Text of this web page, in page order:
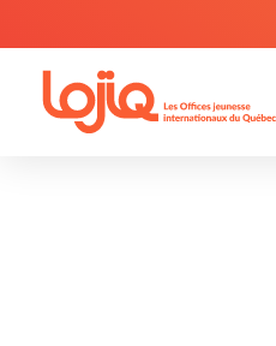
to
content